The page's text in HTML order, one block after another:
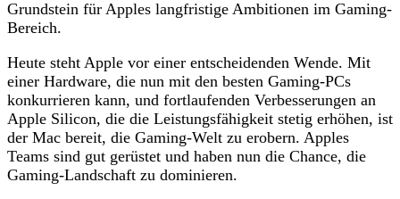
Grundstein für Apples langfristige Ambitionen im Gaming-
Bereich.
Heute steht Apple vor einer entscheidenden Wende. Mit
einer Hardware, die nun mit den besten Gaming-PCs
konkurrieren kann, und fortlaufenden Verbesserungen an
Apple Silicon, die die Leistungsfähigkeit stetig erhöhen, ist
der Mac bereit, die Gaming-Welt zu erobern. Apples
Teams sind gut gerüstet und haben nun die Chance, die
Gaming-Landschaft zu dominieren.